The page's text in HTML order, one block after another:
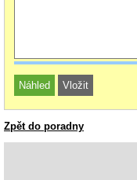
Zpět do poradny